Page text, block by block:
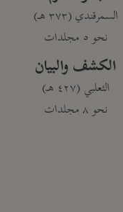
السمرقندي (٣٧٣ هـ)
نحو ٥ مجلدات
الكشف والبيان
الثعلبي (٤٢٧ هـ)
نحو ٨ مجلدات